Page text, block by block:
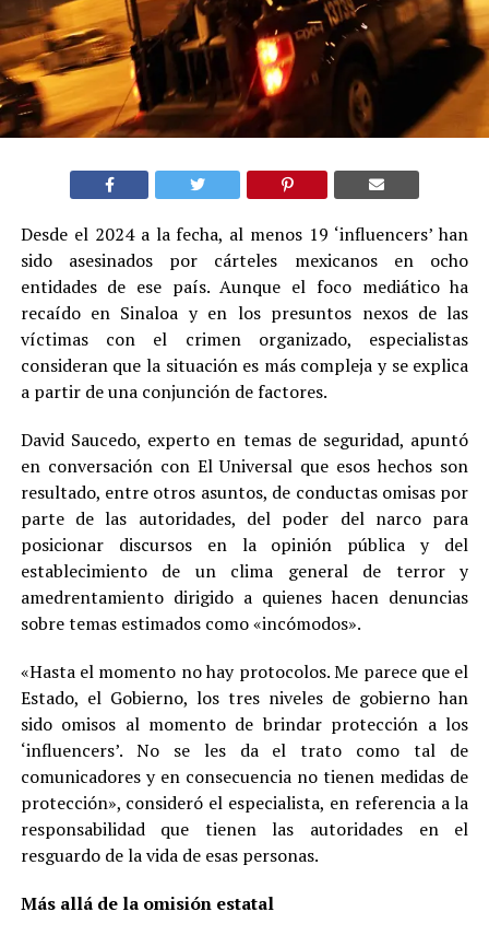
Desde el 2024 a la fecha, al menos 19 ‘influencers’ han
sido asesinados por cárteles mexicanos en ocho
entidades de ese país. Aunque el foco mediático ha
recaído en Sinaloa y en los presuntos nexos de las
víctimas con el crimen organizado, especialistas
consideran que la situación es más compleja y se explica
a partir de una conjunción de factores.
David Saucedo, experto en temas de seguridad, apuntó
en conversación con El Universal que esos hechos son
resultado, entre otros asuntos, de conductas omisas por
parte de las autoridades, del poder del narco para
posicionar discursos en la opinión pública y del
establecimiento de un clima general de terror y
amedrentamiento dirigido a quienes hacen denuncias
sobre temas estimados como «incómodos».
«Hasta el momento no hay protocolos. Me parece que el
Estado, el Gobierno, los tres niveles de gobierno han
sido omisos al momento de brindar protección a los
‘influencers’. No se les da el trato como tal de
comunicadores y en consecuencia no tienen medidas de
protección», consideró el especialista, en referencia a la
responsabilidad que tienen las autoridades en el
resguardo de la vida de esas personas.
Más allá de la omisión estatal